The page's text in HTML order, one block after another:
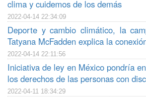
clima y cuidemos de los demás
2022-04-14 22:34:09
Deporte y cambio climático, la
Tatyana McFadden explica la
2022-04-14 22:11:56
Iniciativa de ley en México pondría
los derechos de las personas con
2022-04-11 18:34:29